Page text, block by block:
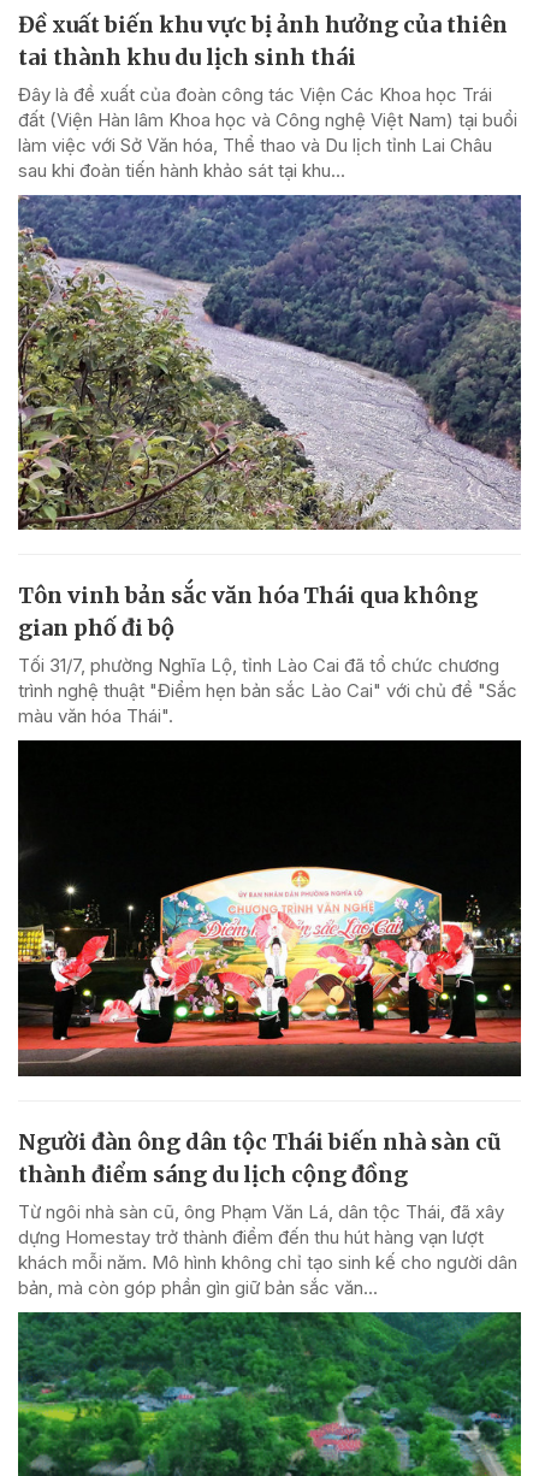
Đề xuất biến khu vực bị ảnh hưởng của thiên
tai thành khu du lịch sinh thái
Đây là đề xuất của đoàn công tác Viện Các Khoa học Trái
đất (Viện Hàn lâm Khoa học và Công nghệ Việt Nam) tại buổi
làm việc với Sở Văn hóa, Thể thao và Du lịch tỉnh Lai Châu
sau khi đoàn tiến hành khảo sát tại khu...
Tôn vinh bản sắc văn hóa Thái qua không
gian phố đi bộ
Tối 31/7, phường Nghĩa Lộ, tỉnh Lào Cai đã tổ chức chương
trình nghệ thuật "Điểm hẹn bản sắc Lào Cai" với chủ đề "Sắc
màu văn hóa Thái".
Người đàn ông dân tộc Thái biến nhà sàn cũ
thành điểm sáng du lịch cộng đồng
Từ ngôi nhà sàn cũ, ông Phạm Văn Lá, dân tộc Thái, đã xây
dựng Homestay trở thành điểm đến thu hút hàng vạn lượt
khách mỗi năm. Mô hình không chỉ tạo sinh kế cho người dân
bản, mà còn góp phần gìn giữ bản sắc văn...